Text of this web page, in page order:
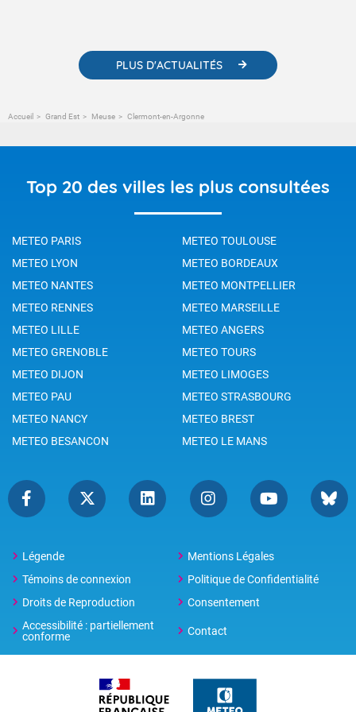
PLUS D'ACTUALITÉS
Accueil Grand Est Meuse Clermont-en-Argonne
Top 20 des villes les plus consultées
METEO PARIS
METEO TOULOUSE
METEO LYON
METEO BORDEAUX
METEO NANTES
METEO MONTPELLIER
METEO RENNES
METEO MARSEILLE
METEO LILLE
METEO ANGERS
METEO GRENOBLE
METEO TOURS
METEO DIJON
METEO LIMOGES
METEO PAU
METEO STRASBOURG
METEO NANCY
METEO BREST
METEO BESANCON
METEO LE MANS
Légende
Mentions Légales
Témoins de connexion
Politique de Confidentialité
Droits de Reproduction
Consentement
Accessibilité : partiellement
conforme
Contact